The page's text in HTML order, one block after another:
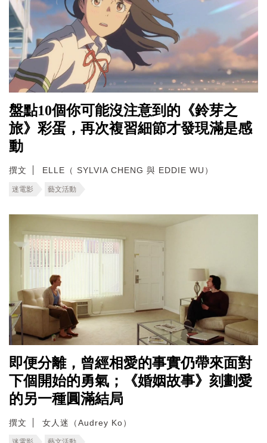
盤點10個你可能沒注意到的《鈴芽之
旅》彩蛋，再次複習細節才發現滿是感
動
撰文 ELLE（ SYLVIA CHENG 與 EDDIE WU）
迷電影 藝文活動
即便分離，曾經相愛的事實仍帶來面對
下個開始的勇氣；《婚姻故事》刻劃愛
的另一種圓滿結局
撰文 女人迷（Audrey Ko）